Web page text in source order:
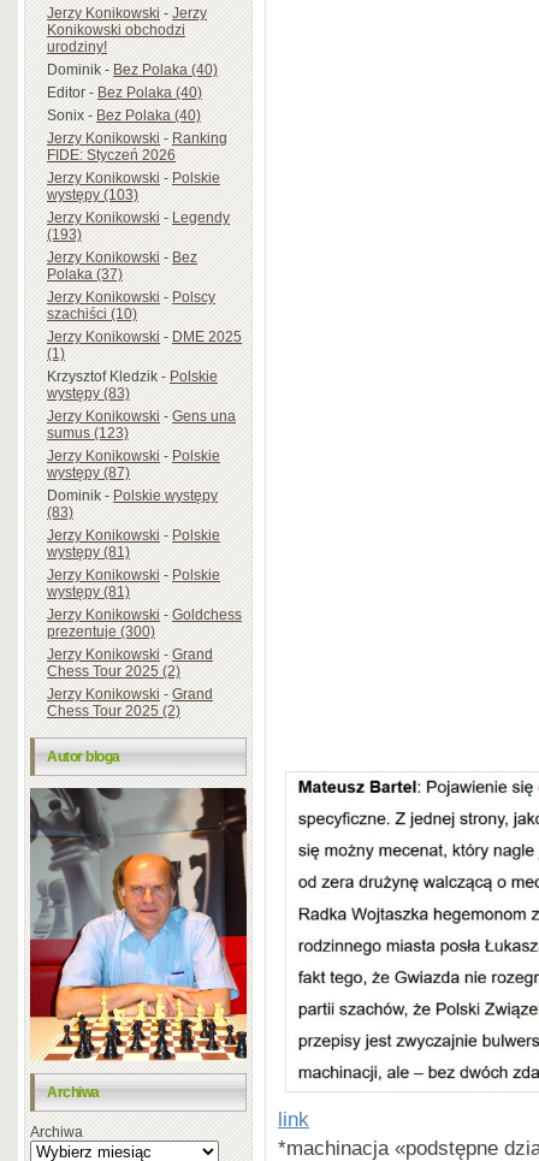
Jerzy Konikowski-Jerzy
Konikowski obchodzi
urodziny!
Dominik-Bez Polaka (40)
Editor-Bez Polaka (40)
Sonix-Bez Polaka (40)
Jerzy Konikowski-Ranking
FIDE: Styczeń 2026
Jerzy Konikowski-Polskie
występy (103)
Jerzy Konikowski-Legendy
(193)
Jerzy Konikowski-Bez
Polaka (37)
Jerzy Konikowski-Polscy
szachiści (10)
Jerzy Konikowski-DME 2025
(1)
Krzysztof Kledzik-Polskie
występy (83)
Jerzy Konikowski-Gens una
sumus (123)
Jerzy Konikowski-Polskie
występy (87)
Dominik-Polskie występy
(83)
Jerzy Konikowski-Polskie
występy (81)
Jerzy Konikowski-Polskie
występy (81)
Jerzy Konikowski-Goldchess
prezentuje (300)
Jerzy Konikowski-Grand
Chess Tour 2025 (2)
Jerzy Konikowski-Grand
Chess Tour 2025 (2)
Autor bloga
Archiwa
Archiwa
link
*machinacja «podstępne